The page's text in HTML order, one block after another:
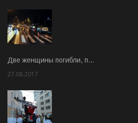
Две женщины погибли, п…
27.08.2017